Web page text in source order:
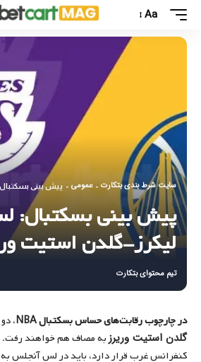
Aa
سایت شرط بندی بتکارت - عمومی - پیش بینی
پیش بینی بسکتبال:
لیکرز-گلدن استیت
تیم محتوای بتکارت
در چارچوب رقابت‌های حساس بسکتبالNBA،
گلدن استیت وریرزبه مصاف هم خواهند
کنفرانس غرب قرار دارد، باید در لس آنجلس